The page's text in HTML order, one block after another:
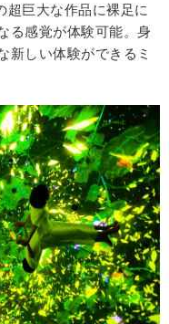
超巨大な作品に裸足に
る感覚が体験可能。身
新しい体験ができるミ